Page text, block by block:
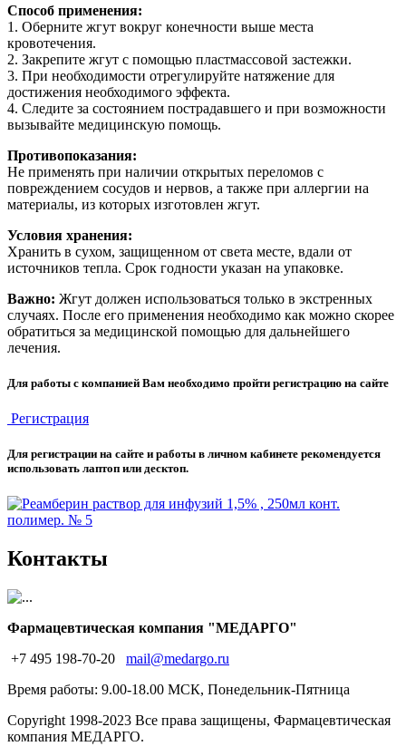
Способ применения:
1. Оберните жгут вокруг конечности выше места
кровотечения.
2. Закрепите жгут с помощью пластмассовой застежки.
3. При необходимости отрегулируйте натяжение для
достижения необходимого эффекта.
4. Следите за состоянием пострадавшего и при возможности
вызывайте медицинскую помощь.
Противопоказания:
Не применять при наличии открытых переломов с
повреждением сосудов и нервов, а также при аллергии на
материалы, из которых изготовлен жгут.
Условия хранения:
Хранить в сухом, защищенном от света месте, вдали от
источников тепла. Срок годности указан на упаковке.
Важно: Жгут должен использоваться только в экстренных
случаях. После его применения необходимо как можно скорее
обратиться за медицинской помощью для дальнейшего
лечения.
Для работы с компанией Вам необходимо пройти регистрацию на сайте
Регистрация
Для регистрации на сайте и работы в личном кабинете рекомендуется
использовать лаптоп или десктоп.
Контакты
Фармацевтическая компания "МЕДАРГО"
+7 495 198-70-20
mail@medargo.ru
Время работы: 9.00-18.00 МСК, Понедельник-Пятница
Copyright 1998-2023 Все права защищены, Фармацевтическая
компания МЕДАРГО.